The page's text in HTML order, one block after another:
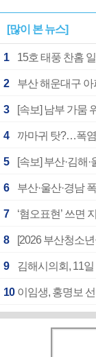
[많이 본 뉴스]
1 15호 태풍 찬홈
2 부산 해운대구
3 [속보] 남부 가뭄
4 까마귀 탓?…폭
5 [속보] 부산·김해
6 부산·울산·경남
7 ‘혐오표현’ 쓰면
8
9 김해시의회, 11
10 이임생, 홍명보